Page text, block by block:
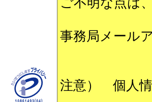
事務局メール
注意） 個人